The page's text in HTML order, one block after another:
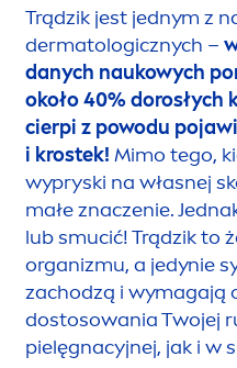
Trądzik jest jednym z
dermatologicznych –
danych naukowych
około 40% dorosłych
cierpi z powodu
i krostek! Mimo tego,
wypryski na własnej
małe znaczenie.
lub smucić! Trądzik to
organizmu, a jedynie
zachodzą i wymagają
dostosowania Twojej
pielęgnacyjnej, jak i w